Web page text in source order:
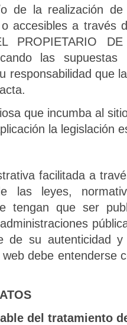
de la realización
accesibles a través
PROPIETARIO
las supuestas
responsabilidad que
que incumba al
la legislación
facilitada a
las leyes,
tengan que ser
de su autenticidad y
debe entenderse
del tratamiento